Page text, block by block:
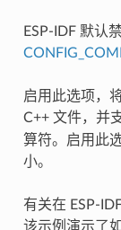
ESP-IDF 默认
启用此选项，
C++ 文件，并
算符。启用此
小。
有关在 ESP-
该示例演示了